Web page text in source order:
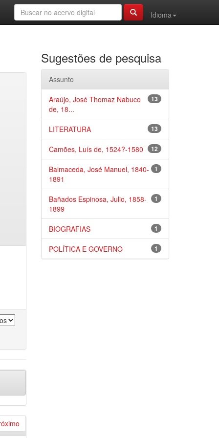
Idioma
Sugestões de pesquisa
Assunto
13
Araújo, José Thomaz Nabuco
de, 18...
13
LITERATURA
12
Camões, Luís de, 1524?-1580
1
Balmaceda, José Manuel, 1840-
1891
1
Bañados Espinosa, Julio, 1858-
1899
1
BIOGRAFIAS
1
POLÍTICA E GOVERNO